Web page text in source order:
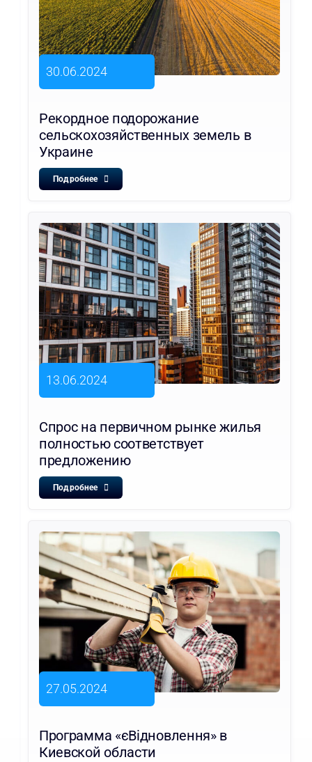
30.06.2024
Рекордное подорожание
сельскохозяйственных земель в
Украине
Подробнее
13.06.2024
Спрос на первичном рынке жилья
полностью соответствует
предложению
Подробнее
27.05.2024
Программа «єВідновлення» в
Киевской области